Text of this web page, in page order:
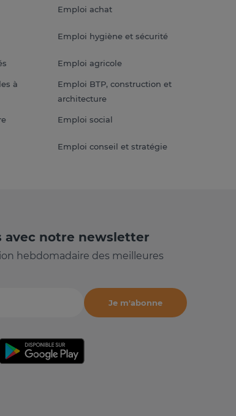
à
Emploi achat
Emploi hygiène et sécurité
Emploi agricole
Emploi BTP, construction et
architecture
Emploi social
Emploi conseil et stratégie
avec notre newsletter
hebdomadaire des meilleures
Je m'abonne